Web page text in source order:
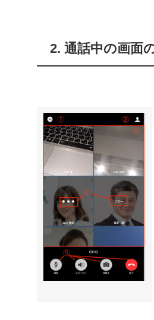
2. 通話中の画面